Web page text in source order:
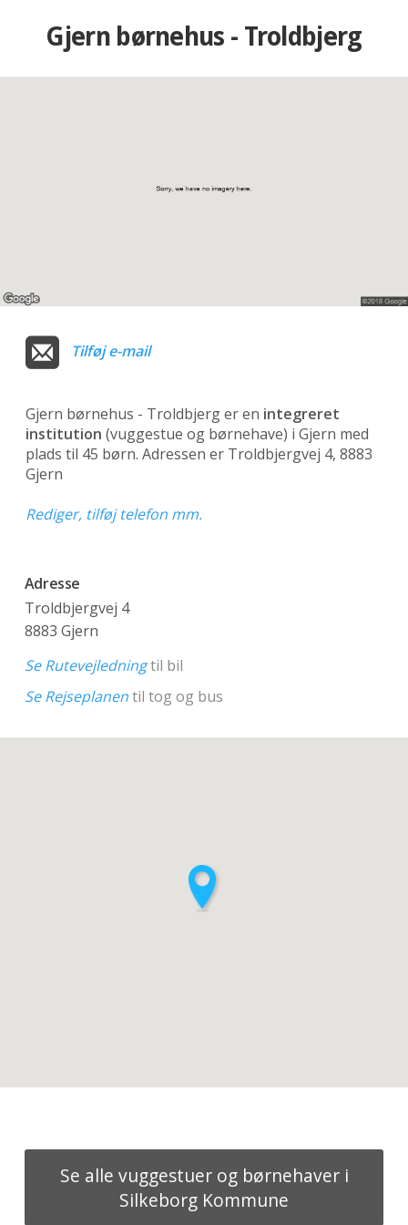
Gjern børnehus - Troldbjerg
Tilføj e-mail
Gjern børnehus - Troldbjerg er en integreret
institution (vuggestue og børnehave) i Gjern med
plads til 45 børn. Adressen er Troldbjergvej 4, 8883
Gjern
Rediger, tilføj telefon mm.
Adresse
Troldbjergvej 4
8883 Gjern
Se Rutevejledningtil bil
Se Rejseplanentil tog og bus
Se alle vuggestuer og børnehaver i
Silkeborg Kommune